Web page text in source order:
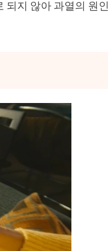
되지 않아 과열의 원인